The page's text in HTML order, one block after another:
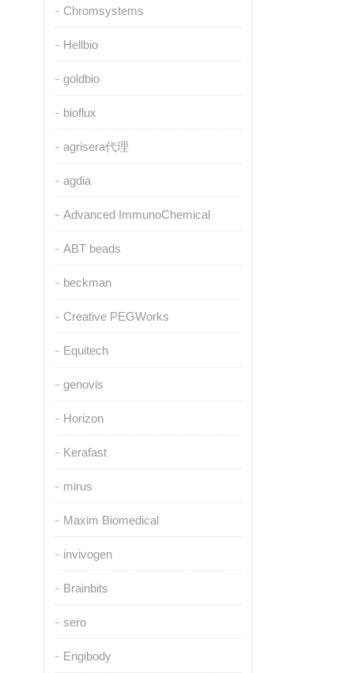
Chromsystems
Hellbio
goldbio
bioflux
agrisera代理
agdia
Advanced ImmunoChemical
ABT beads
beckman
Creative PEGWorks
Equitech
genovis
Horizon
Kerafast
mirus
Maxim Biomedical
invivogen
Brainbits
sero
Engibody